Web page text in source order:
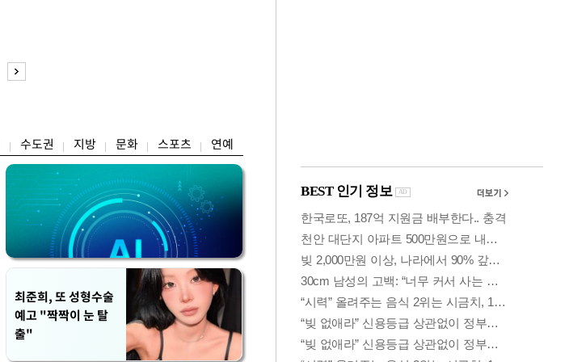
수도권 지방 문화 스포츠 연예
최준희, 또 성형수술
예고 "짝짝이 눈 탈
출"